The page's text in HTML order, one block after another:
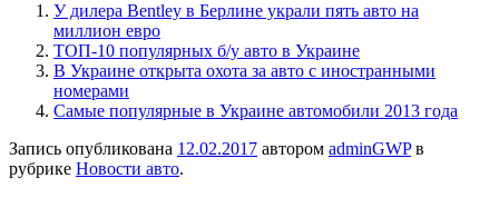
У дилера Bentley в Берлине украли пять авто на
миллион евро
ТОП-10 популярных б/у авто в Украине
В Украине открыта охота за авто с иностранными
номерами
Самые популярные в Украине автомобили 2013 года
Запись опубликована 12.02.2017 автором adminGWPв
рубрике Новости авто.